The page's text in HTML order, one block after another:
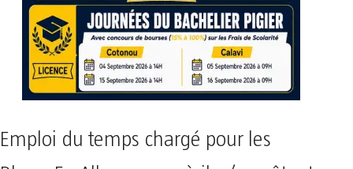
Emploi du temps chargé pour les